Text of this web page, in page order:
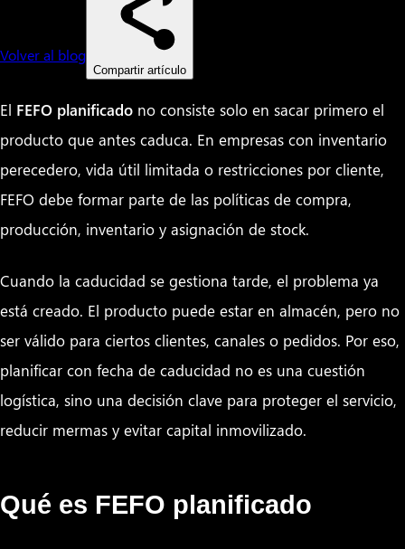
Volver al blog
Compartir artículo
El FEFO planificado no consiste solo en sacar primero el
producto que antes caduca. En empresas con inventario
perecedero, vida útil limitada o restricciones por cliente,
FEFO debe formar parte de las políticas de compra,
producción, inventario y asignación de stock.
Cuando la caducidad se gestiona tarde, el problema ya
está creado. El producto puede estar en almacén, pero no
ser válido para ciertos clientes, canales o pedidos. Por eso,
planificar con fecha de caducidad no es una cuestión
logística, sino una decisión clave para proteger el servicio,
reducir mermas y evitar capital inmovilizado.
Qué es FEFO planificado